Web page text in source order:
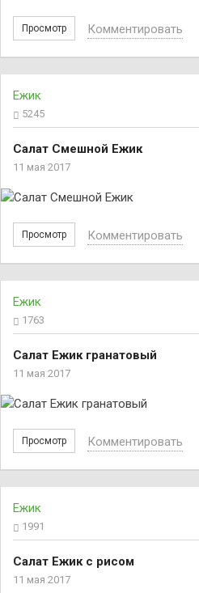
Просмотр Комментировать
Ежик
5245
Салат Смешной Ежик
11 мая 2017
Просмотр Комментировать
Ежик
1763
Салат Ежик гранатовый
11 мая 2017
Просмотр Комментировать
Ежик
1991
Салат Ежик с рисом
11 мая 2017